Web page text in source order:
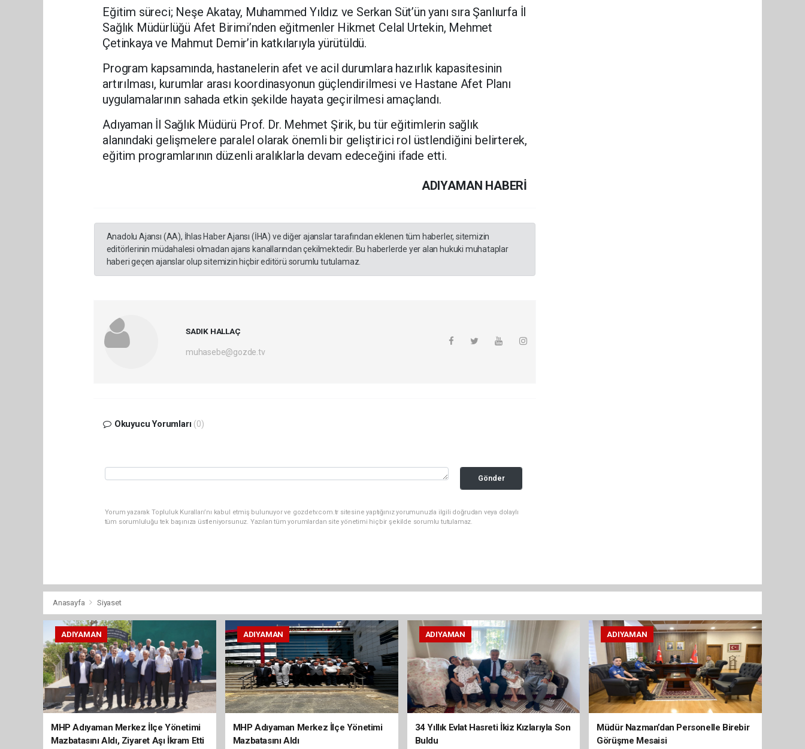
Eğitim süreci; Neşe Akatay, Muhammed Yıldız ve Serkan Süt’ün yanı sıra Şanlıurfa İl
Sağlık Müdürlüğü Afet Birimi’nden eğitmenler Hikmet Celal Urtekin, Mehmet
Çetinkaya ve Mahmut Demir’in katkılarıyla yürütüldü.
Program kapsamında, hastanelerin afet ve acil durumlara hazırlık kapasitesinin
artırılması, kurumlar arası koordinasyonun güçlendirilmesi ve Hastane Afet Planı
uygulamalarının sahada etkin şekilde hayata geçirilmesi amaçlandı.
Adıyaman İl Sağlık Müdürü Prof. Dr. Mehmet Şirik, bu tür eğitimlerin sağlık
alanındaki gelişmelere paralel olarak önemli bir geliştirici rol üstlendiğini belirterek,
eğitim programlarının düzenli aralıklarla devam edeceğini ifade etti.
ADIYAMAN HABERİ
Anadolu Ajansı (AA), İhlas Haber Ajansı (İHA) ve diğer ajanslar tarafından eklenen tüm haberler, sitemizin
editörlerinin müdahalesi olmadan ajans kanallarından çekilmektedir. Bu haberlerde yer alan hukuki muhataplar
haberi geçen ajanslar olup sitemizin hiçbir editörü sorumlu tutulamaz.
SADIK HALLAÇ
muhasebe@gozde.tv
Okuyucu Yorumları (0)
Gönder
Yorum yazarak Topluluk Kuralları’nı kabul etmiş bulunuyor ve gozdetv.com.tr sitesine yaptığınız yorumunuzla ilgili doğrudan veya dolaylı
tüm sorumluluğu tek başınıza üstleniyorsunuz. Yazılan tüm yorumlardan site yönetimi hiçbir şekilde sorumlu tutulamaz.
Anasayfa Siyaset
ADIYAMAN
MHP Adıyaman Merkez İlçe Yönetimi
Mazbatasını Aldı, Ziyaret Aşı İkram Etti
ADIYAMAN
MHP Adıyaman Merkez İlçe Yönetimi
Mazbatasını Aldı
ADIYAMAN
34 Yıllık Evlat Hasreti İkiz Kızlarıyla Son
Buldu
ADIYAMAN
Müdür Nazman’dan Personelle Birebir
Görüşme Mesaisi